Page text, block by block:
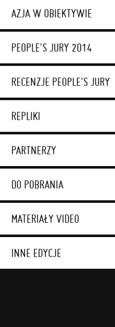
AZJA W OBIEKTYWIE
PEOPLE'S JURY 2014
RECENZJE PEOPLE'S JURY
REPLIKI
PARTNERZY
DO POBRANIA
MATERIAŁY VIDEO
INNE EDYCJE